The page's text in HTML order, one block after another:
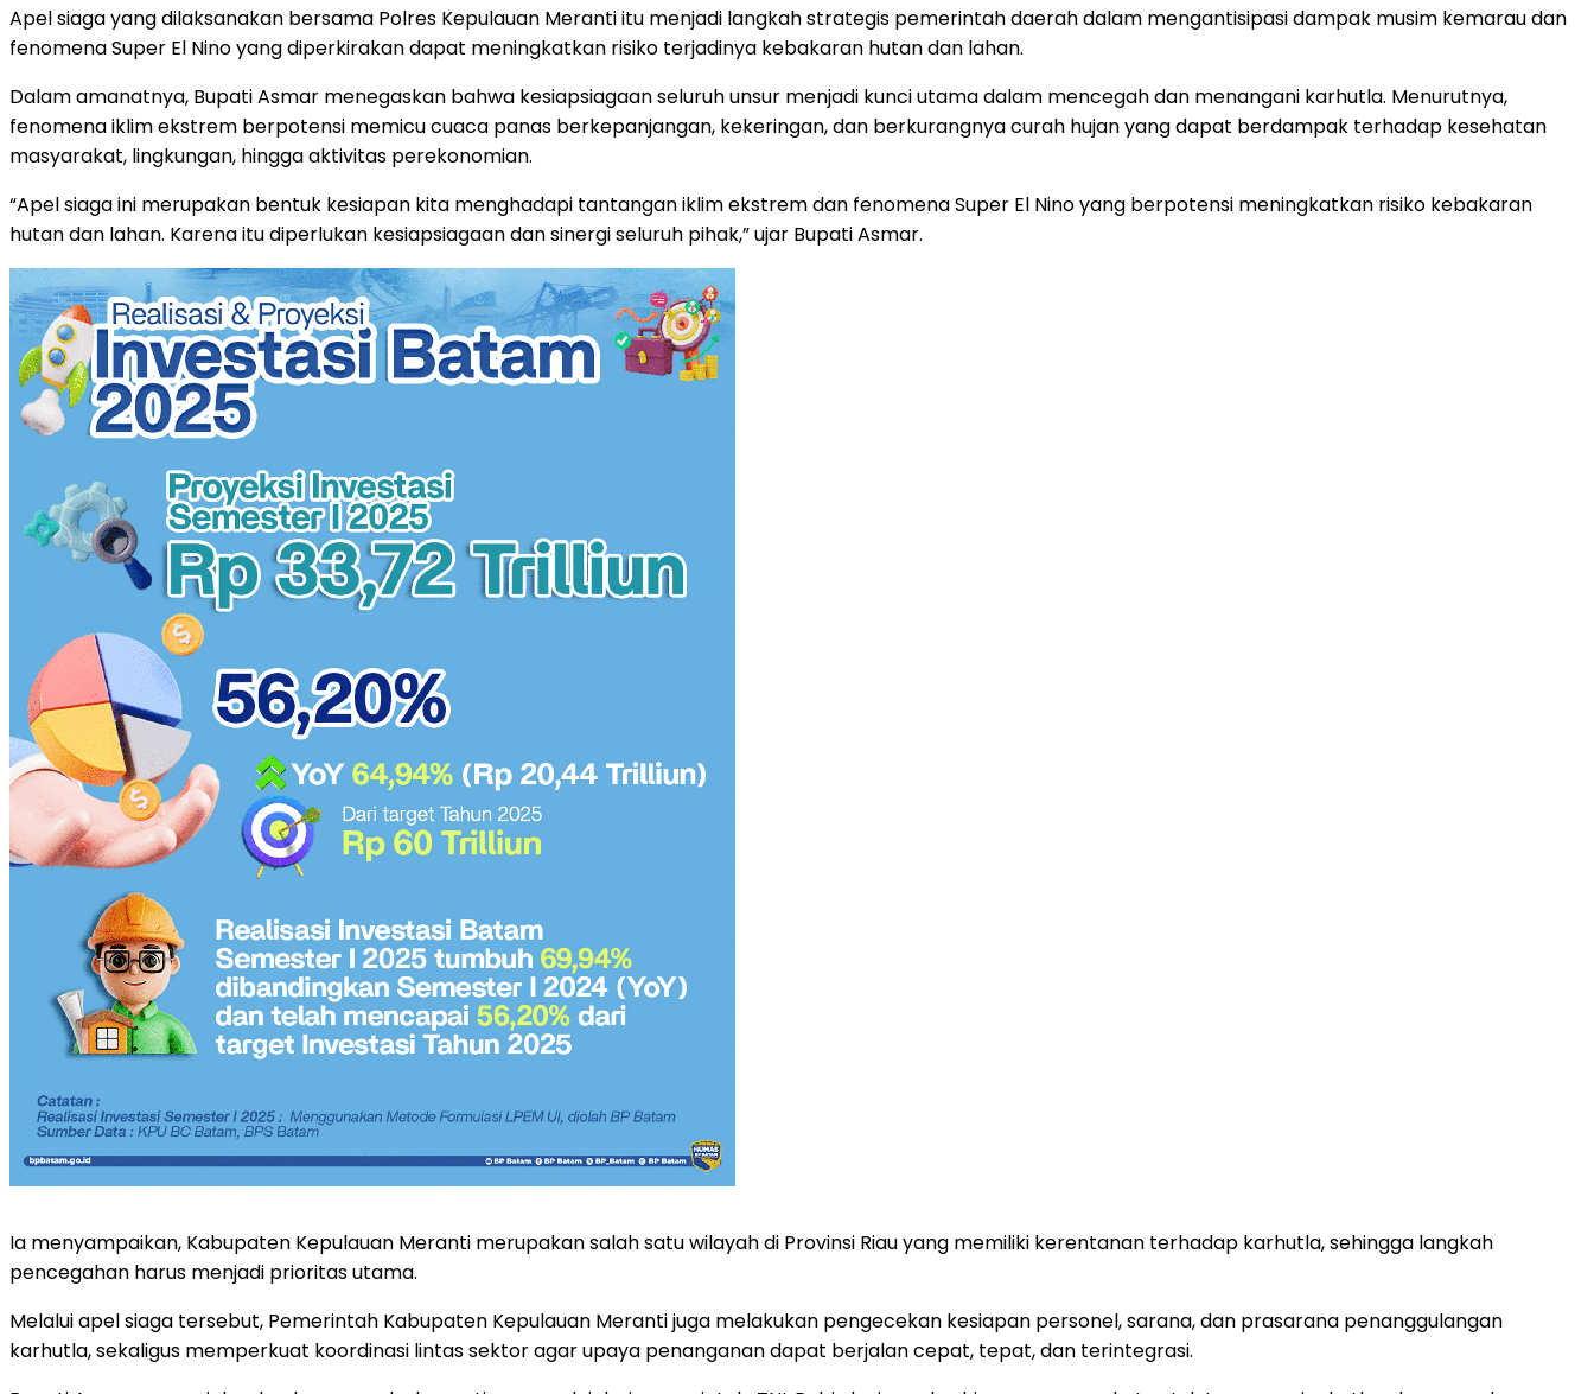
Apel siaga yang dilaksanakan bersama Polres Kepulauan Meranti itu menjadi langkah strategis pemerintah daerah dalam mengantisipasi dampak musim kemarau dan
fenomena Super El Nino yang diperkirakan dapat meningkatkan risiko terjadinya kebakaran hutan dan lahan.
Dalam amanatnya, Bupati Asmar menegaskan bahwa kesiapsiagaan seluruh unsur menjadi kunci utama dalam mencegah dan menangani karhutla. Menurutnya,
fenomena iklim ekstrem berpotensi memicu cuaca panas berkepanjangan, kekeringan, dan berkurangnya curah hujan yang dapat berdampak terhadap kesehatan
masyarakat, lingkungan, hingga aktivitas perekonomian.
“Apel siaga ini merupakan bentuk kesiapan kita menghadapi tantangan iklim ekstrem dan fenomena Super El Nino yang berpotensi meningkatkan risiko kebakaran
hutan dan lahan. Karena itu diperlukan kesiapsiagaan dan sinergi seluruh pihak,” ujar Bupati Asmar.
Ia menyampaikan, Kabupaten Kepulauan Meranti merupakan salah satu wilayah di Provinsi Riau yang memiliki kerentanan terhadap karhutla, sehingga langkah
pencegahan harus menjadi prioritas utama.
Melalui apel siaga tersebut, Pemerintah Kabupaten Kepulauan Meranti juga melakukan pengecekan kesiapan personel, sarana, dan prasarana penanggulangan
karhutla, sekaligus memperkuat koordinasi lintas sektor agar upaya penanganan dapat berjalan cepat, tepat, dan terintegrasi.